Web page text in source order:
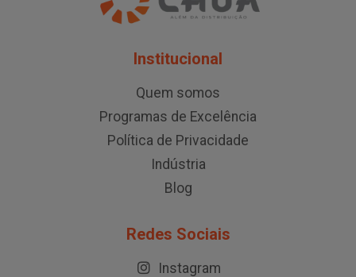
Institucional
Quem somos
Programas de Excelência
Política de Privacidade
Indústria
Blog
Redes Sociais
Instagram